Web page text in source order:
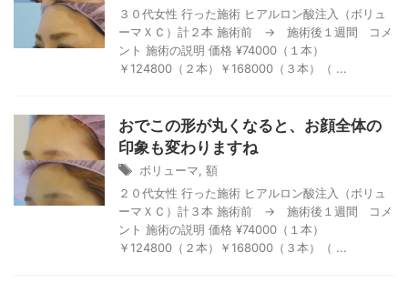
３０代女性 行った施術 ヒアルロン酸注入（ボリュ
ーマＸＣ）計２本 施術前 → 施術後１週間 コメ
ント 施術の説明 価格 ¥74000（１本）
￥124800（２本）￥168000（３本）（ ...
おでこの形が丸くなると、お顔全体の
印象も変わりますね
ボリューマ 額
２０代女性 行った施術 ヒアルロン酸注入（ボリュ
ーマＸＣ）計３本 施術前 → 施術後１週間 コメ
ント 施術の説明 価格 ¥74000（１本）
￥124800（２本）￥168000（３本）（ ...